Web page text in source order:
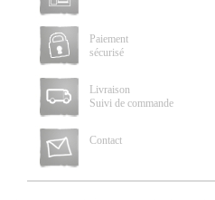
Paiement
sécurisé
Livraison
Suivi de commande
Contact